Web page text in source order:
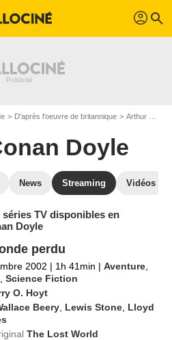
profil search
D'après l'oeuvre de britannique Arthur Conan Doyle
Doyle
News Streaming Vidéos
TV disponibles en
Doyle
perdu
2002 | 1h 41min | Aventure
,Science Fiction
O. Hoyt
Beery Lewis Stone Lloyd
The Lost World